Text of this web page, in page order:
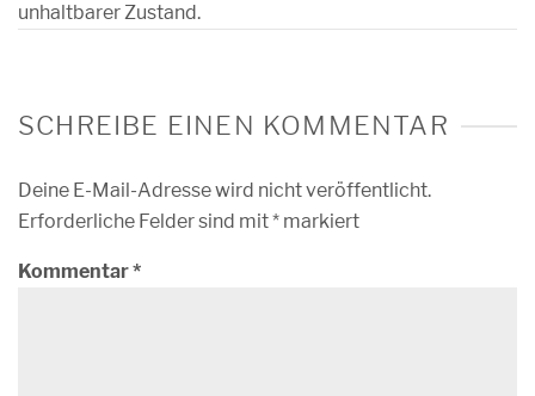
unhaltbarer Zustand.
SCHREIBE EINEN KOMMENTAR
Deine E-Mail-Adresse wird nicht veröffentlicht.
Erforderliche Felder sind mit* markiert
Kommentar*